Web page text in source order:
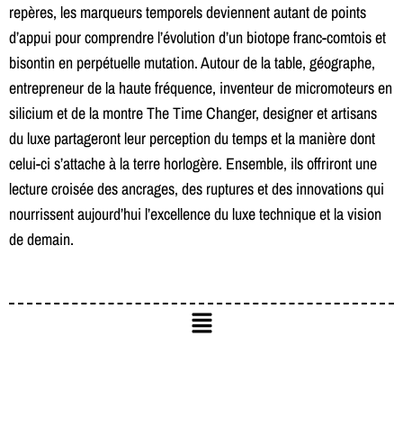
repères, les marqueurs temporels deviennent autant de points
d’appui pour comprendre l’évolution d’un biotope franc-comtois et
bisontin en perpétuelle mutation. Autour de la table, géographe,
entrepreneur de la haute fréquence, inventeur de micromoteurs en
silicium et de la montre The Time Changer, designer et artisans
du luxe partageront leur perception du temps et la manière dont
celui-ci s’attache à la terre horlogère. Ensemble, ils offriront une
lecture croisée des ancrages, des ruptures et des innovations qui
nourrissent aujourd’hui l’excellence du luxe technique et la vision
de demain.